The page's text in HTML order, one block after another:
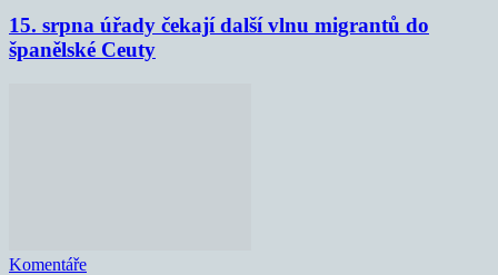
15. srpna úřady čekají další vlnu migrantů do
španělské Ceuty
Komentáře